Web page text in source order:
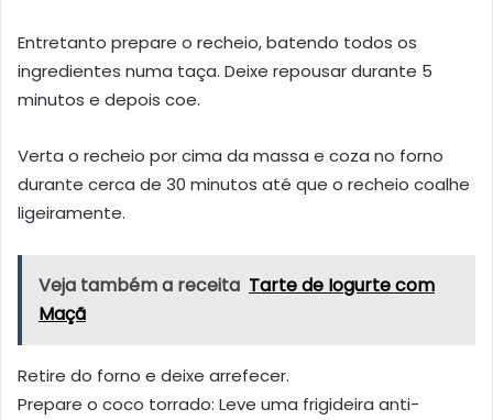
Entretanto prepare o recheio, batendo todos os
ingredientes numa taça. Deixe repousar durante 5
minutos e depois coe.
Verta o recheio por cima da massa e coza no forno
durante cerca de 30 minutos até que o recheio coalhe
ligeiramente.
Veja também a receita Tarte de Iogurte com
Maçã
Retire do forno e deixe arrefecer.
Prepare o coco torrado: Leve uma frigideira anti-